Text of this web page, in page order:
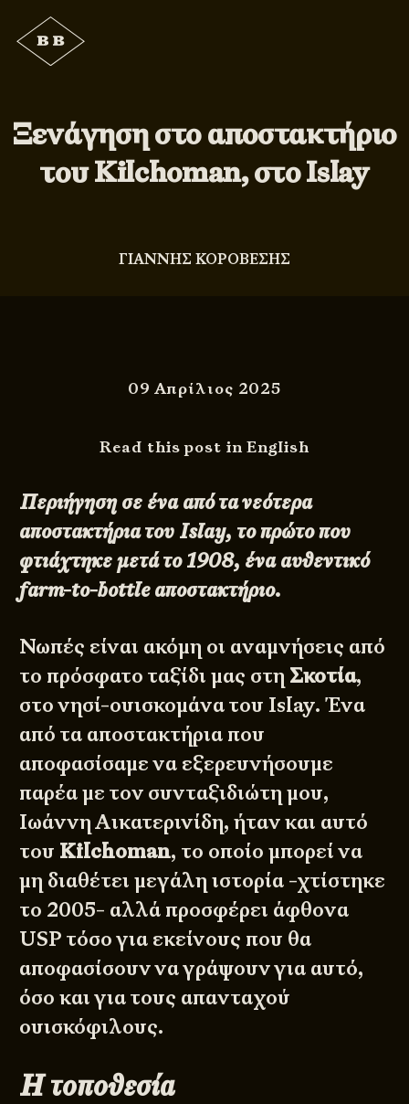
Ξενάγηση στο αποστακτήριο
του Kilchoman, στο Islay
ΓΙΑΝΝΗΣ ΚΟΡΟΒΕΣΗΣ
09 Απρίλιος 2025
Read this post in English
Περιήγηση σε ένα από τα νεότερα
αποστακτήρια του Islay, το πρώτο που
φτιάχτηκε μετά το 1908, ένα αυθεντικό
farm-to-bottle αποστακτήριο.
Νωπές είναι ακόμη οι αναμνήσεις από
το πρόσφατο ταξίδι μας στη Σκοτία,
στο νησί-ουισκομάνα του Islay. Ένα
από τα αποστακτήρια που
αποφασίσαμε να εξερευνήσουμε
παρέα με τον συνταξιδιώτη μου,
Ιωάννη Αικατερινίδη, ήταν και αυτό
του Kilchoman, το οποίο μπορεί να
μη διαθέτει μεγάλη ιστορία -χτίστηκε
το 2005- αλλά προσφέρει άφθονα
USP τόσο για εκείνους που θα
αποφασίσουν να γράψουν για αυτό,
όσο και για τους απανταχού
ουισκόφιλους.
Η τοποθεσία